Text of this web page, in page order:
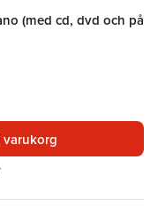
(med cd, dvd och på